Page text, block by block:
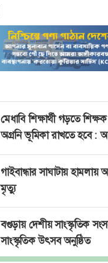
মেধাবি শিক্ষার্থী গড়তে
অগ্রনি ভূমিকা রাখতে হবে :
গাইবান্ধার সাঘাটায়
মৃত্যু
বগুড়ায় দেশীয় সাংস্কৃতিক
সাংস্কৃতিক উৎসব অনুষ্ঠিত